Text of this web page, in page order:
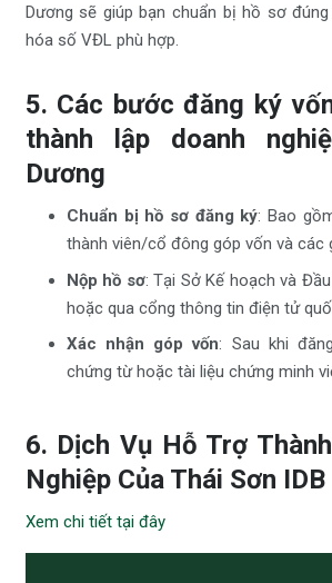
Dương sẽ giúp bạn chuẩn bị hồ sơ
hóa số VĐL phù hợp.
5. Các bước đăng ký
thành lập doanh
Dương
Chuẩn bị hồ sơ đăng ký: Bao
thành viên/cổ đông góp vốn và các
Nộp hồ sơ: Tại Sở Kế hoạch và
hoặc qua cổng thông tin điện tử
Xác nhận góp vốn: Sau khi
chứng từ hoặc tài liệu chứng minh
6. Dịch Vụ Hỗ Trợ
Nghiệp Của Thái Sơn IDB
Xem chi tiết tại đây